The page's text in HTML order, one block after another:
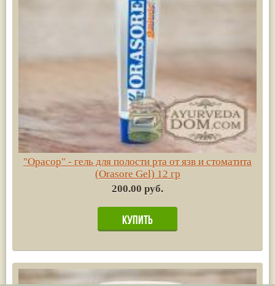
"Орасор" - гель для полости рта от язв и стоматита
(Orasore Gel) 12 гр
200.00 руб.